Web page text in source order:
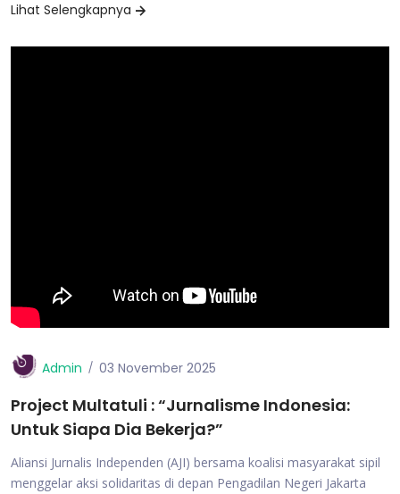
Lihat Selengkapnya
Admin 03 November 2025
Project Multatuli : “Jurnalisme Indonesia:
Untuk Siapa Dia Bekerja?”
Aliansi Jurnalis Independen (AJI) bersama koalisi masyarakat sipil
menggelar aksi solidaritas di depan Pengadilan Negeri Jakarta